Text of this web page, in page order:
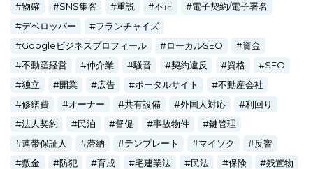
物確 SNS集客 重説 不正
電子契約/電子署名
デベロッパー
フランチャイズ
Googleビジネスプロフィール
ローカルSEO
資金
不動産経営
仲介業 騒音 契約違反 資格
SEO
独立
開業 広告 ポータルサイト
不動産会社
修繕費
オーナー 共有設備 外国人対応
利回り
法人契約
民泊 督促 事故物件
鍵管理
連帯保証人
滞納 テンプレート マイソク
反響
敷金
防犯 育成 宅建業法 民法 保険
残置物